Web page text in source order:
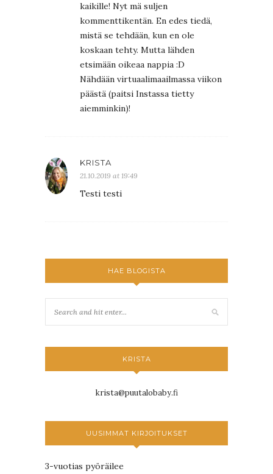
kaikille! Nyt mä suljen
kommenttikentän. En edes tiedä,
mistä se tehdään, kun en ole
koskaan tehty. Mutta lähden
etsimään oikeaa nappia :D
Nähdään virtuaalimaailmassa viikon
päästä (paitsi Instassa tietty
aiemminkin)!
KRISTA
21.10.2019 at 19:49
Testi testi
HAE BLOGISTA
KRISTA
krista@puutalobaby.fi
UUSIMMAT KIRJOITUKSET
3-vuotias pyöräilee